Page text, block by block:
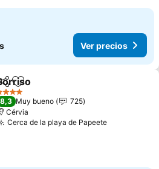
Ver precios
Agregar a favoritos
Estrellas
8,3 Muy bueno
725
Cérvia
Cerca de la playa de Papeete